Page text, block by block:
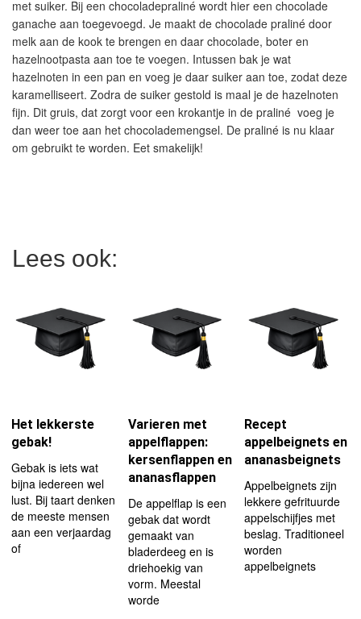
met suiker. Bij een chocoladepraliné wordt hier een chocolade
ganache aan toegevoegd. Je maakt de chocolade praliné door
melk aan de kook te brengen en daar chocolade, boter en
hazelnootpasta aan toe te voegen. Intussen bak je wat
hazelnoten in een pan en voeg je daar suiker aan toe, zodat deze
karamelliseert. Zodra de suiker gestold is maal je de hazelnoten
fijn. Dit gruis, dat zorgt voor een krokantje in de praliné voeg je
dan weer toe aan het chocolademengsel. De praliné is nu klaar
om gebruikt te worden. Eet smakelijk!
Lees ook:
Het lekkerste
gebak!
Gebak is iets wat
bijna iedereen wel
lust. Bij taart denken
de meeste mensen
aan een verjaardag
of
Varieren met
appelflappen:
kersenflappen en
ananasflappen
De appelflap is een
gebak dat wordt
gemaakt van
bladerdeeg en is
driehoekig van
vorm. Meestal
worde
Recept
appelbeignets en
ananasbeignets
Appelbeignets zijn
lekkere gefrituurde
appelschijfjes met
beslag. Traditioneel
worden
appelbeignets